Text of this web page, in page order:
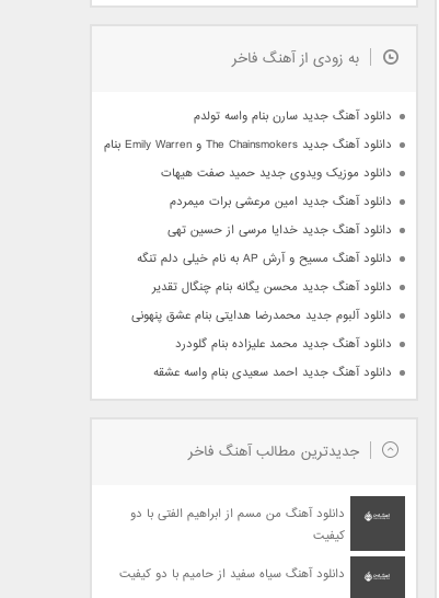
به زودی از آهنگ فاخر
دانلود آهنگ جدید سارن بنام واسه تولدم
دانلود آهنگ جدید The Chainsmokers و Emily Warren بنام Side Effects
دانلود موزیک ویدوی جدید حمید صفت هیهات
دانلود آهنگ جدید امین مرعشی برات میمردم
دانلود آهنگ جدید خدایا مرسی از حسین تهی
دانلود آهنگ مسیح و آرش AP به نام خیلی دلم تنگه
دانلود آهنگ جدید محسن یگانه بنام چنگال تقدیر
دانلود آلبوم جدید محمدرضا هدایتی بنام عشق پنهونی
دانلود آهنگ جدید محمد علیزاده بنام گلودرد
دانلود آهنگ جدید احمد سعیدی بنام واسه عشقه
جدیدترین مطالب آهنگ فاخر
دانلود آهنگ من مسم از ابراهیم الفتی با دو
کیفیت
دانلود آهنگ سیاه سفید از حامیم با دو کیفیت